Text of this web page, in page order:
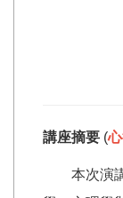
講座摘要 (
本次演講